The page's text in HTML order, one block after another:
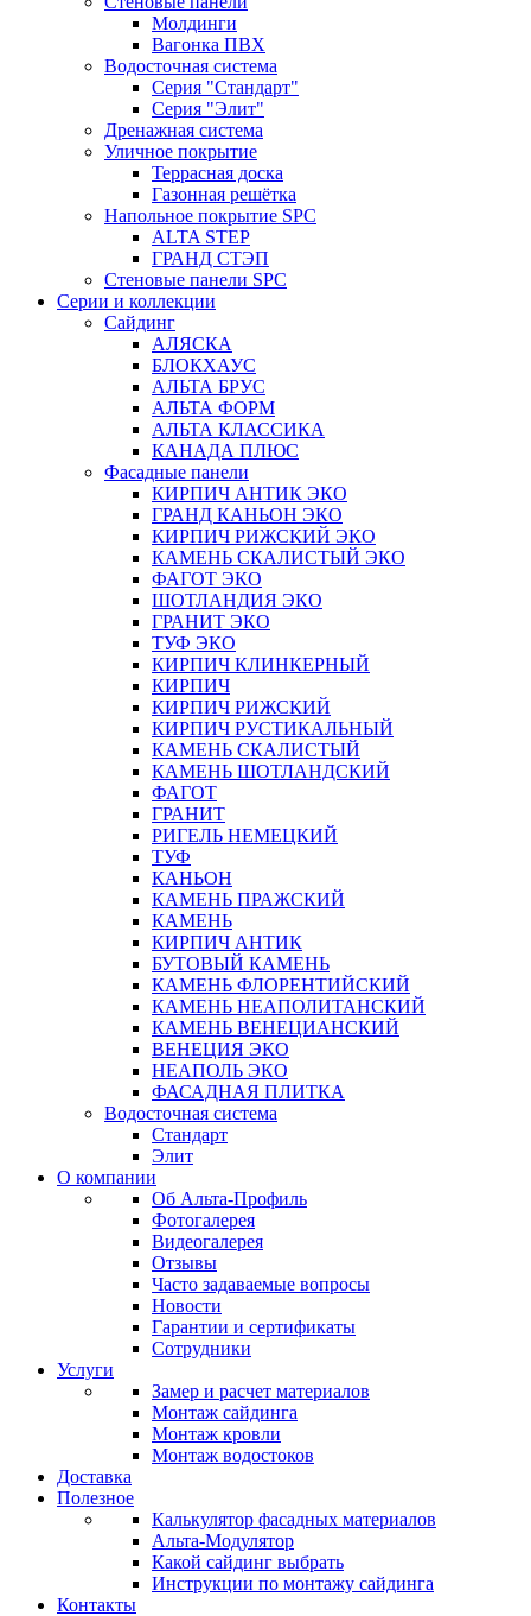
Молдинги
Вагонка ПВХ
Водосточная система
Серия "Стандарт"
Серия "Элит"
Дренажная система
Уличное покрытие
Террасная доска
Газонная решётка
Напольное покрытие SPC
ALTA STEP
ГРАНД СТЭП
Стеновые панели SPC
Серии и коллекции
Сайдинг
АЛЯСКА
БЛОКХАУС
АЛЬТА БРУС
АЛЬТА ФОРМ
АЛЬТА КЛАССИКА
КАНАДА ПЛЮС
Фасадные панели
КИРПИЧ АНТИК ЭКО
ГРАНД КАНЬОН ЭКО
КИРПИЧ РИЖСКИЙ ЭКО
КАМЕНЬ СКАЛИСТЫЙ ЭКО
ФАГОТ ЭКО
ШОТЛАНДИЯ ЭКО
ГРАНИТ ЭКО
ТУФ ЭКО
КИРПИЧ КЛИНКЕРНЫЙ
КИРПИЧ
КИРПИЧ РИЖСКИЙ
КИРПИЧ РУСТИКАЛЬНЫЙ
КАМЕНЬ СКАЛИСТЫЙ
КАМЕНЬ ШОТЛАНДСКИЙ
ФАГОТ
ГРАНИТ
РИГЕЛЬ НЕМЕЦКИЙ
ТУФ
КАНЬОН
КАМЕНЬ ПРАЖСКИЙ
КАМЕНЬ
КИРПИЧ АНТИК
БУТОВЫЙ КАМЕНЬ
КАМЕНЬ ФЛОРЕНТИЙСКИЙ
КАМЕНЬ НЕАПОЛИТАНСКИЙ
КАМЕНЬ ВЕНЕЦИАНСКИЙ
ВЕНЕЦИЯ ЭКО
НЕАПОЛЬ ЭКО
ФАСАДНАЯ ПЛИТКА
Водосточная система
Стандарт
Элит
О компании
Об Альта-Профиль
Фотогалерея
Видеогалерея
Отзывы
Часто задаваемые вопросы
Новости
Гарантии и сертификаты
Сотрудники
Услуги
Замер и расчет материалов
Монтаж сайдинга
Монтаж кровли
Монтаж водостоков
Доставка
Полезное
Калькулятор фасадных материалов
Альта-Модулятор
Какой сайдинг выбрать
Инструкции по монтажу сайдинга
Контакты